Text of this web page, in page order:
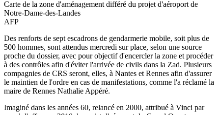
Carte de la zone d'aménagement différé du projet d'aéroport de
Notre-Dame-des-Landes
AFP
Des renforts de sept escadrons de gendarmerie mobile, soit plus de
500 hommes, sont attendus mercredi sur place, selon une source
proche du dossier, avec pour objectif d'encercler la zone et procéder
à des contrôles afin d'éviter l'arrivée de civils dans la Zad. Plusieurs
compagnies de CRS seront, elles, à Nantes et Rennes afin d'assurer
le maintien de l'ordre en cas de manifestations, comme l'a réclamé la
maire de Rennes Nathalie Appéré.
Imaginé dans les années 60, relancé en 2000, attribué à Vinci par